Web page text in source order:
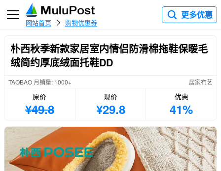
网站首页 购物优惠券
更多优惠
朴西秋季新款家居室内情侣防滑棉拖鞋保暖毛
绒简约厚底绒面托鞋DD
TAOBAO 月销量: 1000+ 居家布艺
原价
¥49.8
现价
¥29.8
优惠
41%